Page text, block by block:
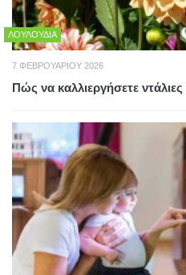
ΛΟΥΛΟΎΔΙΑ
7 ΦΕΒΡΟΥΑΡΊΟΥ 2026
Πώς να καλλιεργήσετε ντάλιες